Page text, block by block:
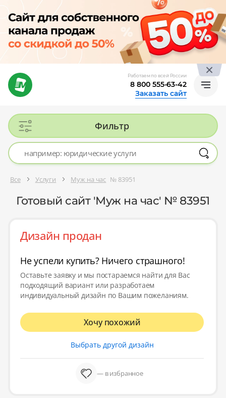
Работаем по всей России
8 800 555-63-42
Заказать сайт
Фильтр
Все Услуги Муж на час № 83951
Готовый сайт 'Муж на час' № 83951
Дизайн продан
Не успели купить? Ничего страшного!
Оставьте заявку и мы постараемся найти для Вас
подходящий вариант или разработаем
индивидуальный дизайн по Вашим пожеланиям.
Хочу похожий
Выбрать другой дизайн
— в избранное